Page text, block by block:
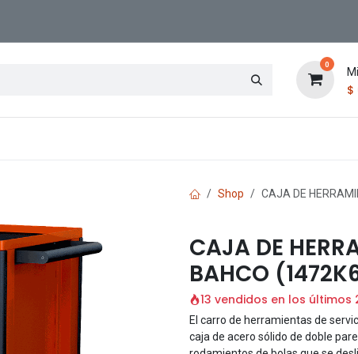
0
$
Shop CAJA DE
CAJA DE
BAHCO
13 vendidos en los últimos
El carro de herramientas de
caja de acero sólido de doble